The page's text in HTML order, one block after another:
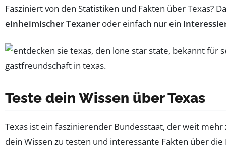
Fasziniert von den Statistiken und Fakten über Texas?
einheimischer Texaner oder einfach nur ein
Teste dein Wissen über Texas
Texas ist ein faszinierender Bundesstaat, der weit
dein Wissen zu testen und interessante Fakten über